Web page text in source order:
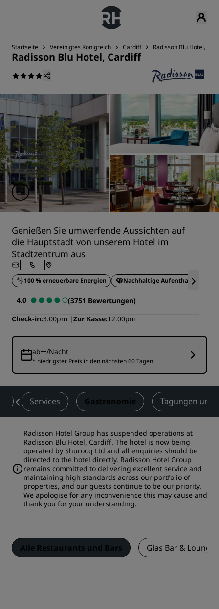
Startseite Vereinigtes Königreich Cardiff Radisson Blu Hotel,
Radisson Blu Hotel, Cardiff
Genießen Sie umwerfende Aussichten auf
die Hauptstadt von unserem Hotel im
Stadtzentrum aus
100 % erneuerbare Energien Nachhaltige Aufenthalte
4.0
(3751 Bewertungen)
Check-in 3:00pm Zur Kasse 12:00pm
ab--/Nacht
* niedrigster Preis in den nächsten 60 Tagen
Services Gastronomie Tagungen und
Radisson Hotel Group has suspended operations at
Radisson Blu Hotel, Cardiff. The hotel is now being
operated by Shurooq Ltd and all enquiries should be
directed to the hotel directly. Radisson Hotel Group
remains committed to delivering excellent service and
maintaining high standards across our portfolio of
properties, and our guests continue to be our priority.
We apologise for any inconvenience this may cause and
thank you for your understanding.
Alle Restaurants und Bars Glas Bar & Lounge